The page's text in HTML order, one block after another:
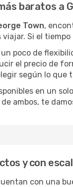
baratos a
Town,
viajar. Si el
poco de
el precio de
según lo que
en un
ambos, te
y con
con una